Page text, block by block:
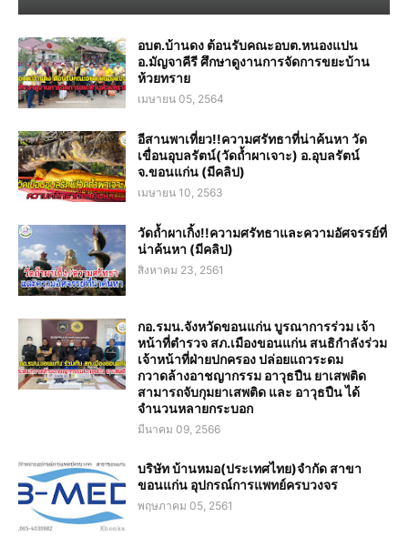
อบต.บ้านดง ต้อนรับคณะอบต.หนองแปน
อ.มัญจาคีรี ศึกษาดูงานการจัดการขยะบ้าน
ห้วยทราย
เมษายน 05, 2564
อีสานพาเที่ยว!!ความศรัทธาที่น่าค้นหา วัด
เขื่อนอุบลรัตน์(วัดถ้ำผาเจาะ) อ.อุบลรัตน์
จ.ขอนแก่น (มีคลิป)
เมษายน 10, 2563
วัดถ้ำผาเกิ้ง!!ความศรัทธาและความอัศจรรย์ที่
น่าค้นหา (มีคลิป)
สิงหาคม 23, 2561
กอ.รมน.จังหวัดขอนแก่น บูรณาการร่วม เจ้า
หน้าที่ตำรวจ สภ.เมืองขอนแก่น สนธิกำลังร่วม
เจ้าหน้าที่ฝ่ายปกครอง ปล่อยแถวระดม
กวาดล้างอาชญากรรม อาวุธปืน ยาเสพติด
สามารถจับกุมยาเสพติด และ อาวุธปืน ได้
จำนวนหลายกระบอก
มีนาคม 09, 2566
บริษัท บ้านหมอ(ประเทศไทย)จำกัด สาขา
ขอนแก่น อุปกรณ์การแพทย์ครบวงจร
พฤษภาคม 05, 2561